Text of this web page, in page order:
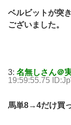
ベルビットが突
ございました。
3: 名無しさん＠
19:59:55.75
馬単8→4だけ買